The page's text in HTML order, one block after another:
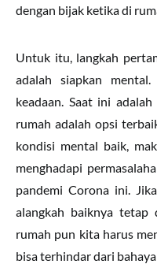
dengan bijak ketika di
Untuk itu, langkah
adalah siapkan
keadaan. Saat ini
rumah adalah opsi
kondisi mental baik,
menghadapi
pandemi Corona ini.
alangkah baiknya
rumah pun kita harus
bisa terhindar dari